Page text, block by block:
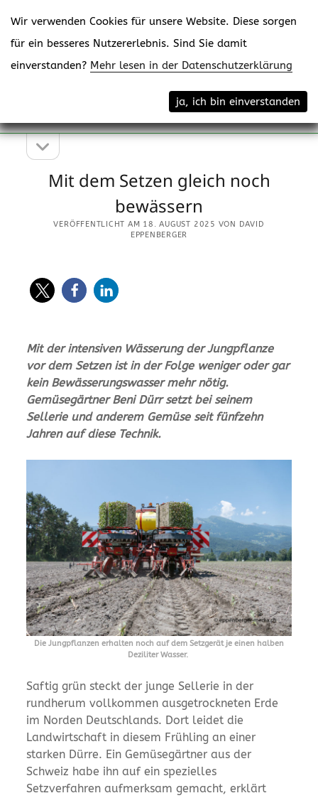
Menü
Seitenleiste
Seitenleiste
öffnen
Mit dem Setzen gleich noch
bewässern
VERÖFFENTLICHT AM 18. AUGUST 2025 VON DAVID
EPPENBERGER
Mit der intensiven Wässerung der Jungpflanze
vor dem Setzen ist in der Folge weniger oder gar
kein Bewässerungswasser mehr nötig.
Gemüsegärtner Beni Dürr setzt bei seinem
Sellerie und anderem Gemüse seit fünfzehn
Jahren auf diese Technik.
Die Jungpflanzen erhalten noch auf dem Setzgerät je einen halben
Deziliter Wasser.
Saftig grün steckt der junge Sellerie in der
rundherum vollkommen ausgetrockneten Erde
im Norden Deutschlands. Dort leidet die
Landwirtschaft in diesem Frühling an einer
starken Dürre. Ein Gemüsegärtner aus der
Schweiz habe ihn auf ein spezielles
Setzverfahren aufmerksam gemacht, erklärt
Wir verwenden Cookies für unsere Website. Diese sorgen
für ein besseres Nutzererlebnis. Sind Sie damit
einverstanden? Mehr lesen in der Datenschutzerklärung
ja, ich bin einverstanden